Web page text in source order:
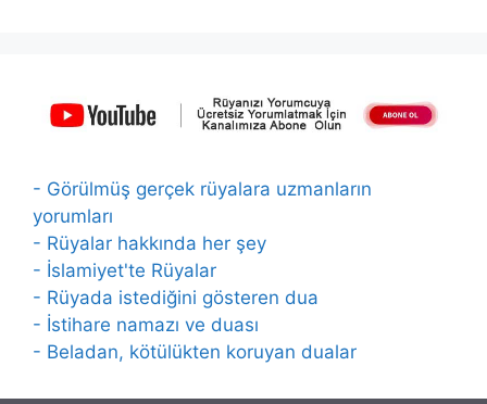
- Görülmüş gerçek rüyalara uzmanların
yorumları
- Rüyalar hakkında her şey
- İslamiyet'te Rüyalar
- Rüyada istediğini gösteren dua
- İstihare namazı ve duası
- Beladan, kötülükten koruyan dualar